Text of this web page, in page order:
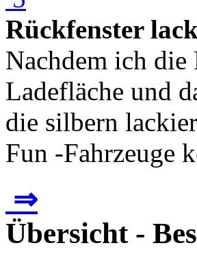
Rückfenster
Nachdem ich
Ladefläche und
die silbern
Fun -Fahrzeuge
⇒
Übersicht -